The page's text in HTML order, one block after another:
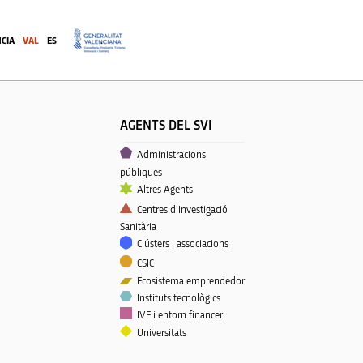
.
VAL ES
AGENTS DEL SVI
Administracions
públiques
Altres Agents
Centres d’Investigació
Sanitària
Clústers i associacions
CSIC
Ecosistema emprendedor
Instituts tecnològics
IVF i entorn financer
Universitats